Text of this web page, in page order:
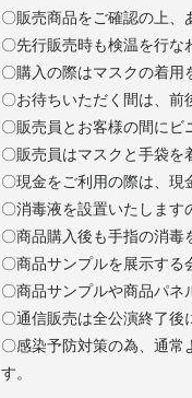
〇販売商品をご確認の上、
〇先行販売時も検温を行な
〇購入の際はマスクの着用
〇お待ちいただく間は、前
〇販売員とお客様の間にビ
〇販売員はマスクと手袋を
〇現金をご利用の際は、現
〇消毒液を設置いたします
〇商品購入後も手指の消毒
〇商品サンプルを展示する
〇商品サンプルや商品パネ
〇通信販売は全公演終了後
〇感染予防対策の為、通常
す。